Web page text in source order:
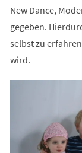
New Dance,
gegeben.
selbst zu
wird.